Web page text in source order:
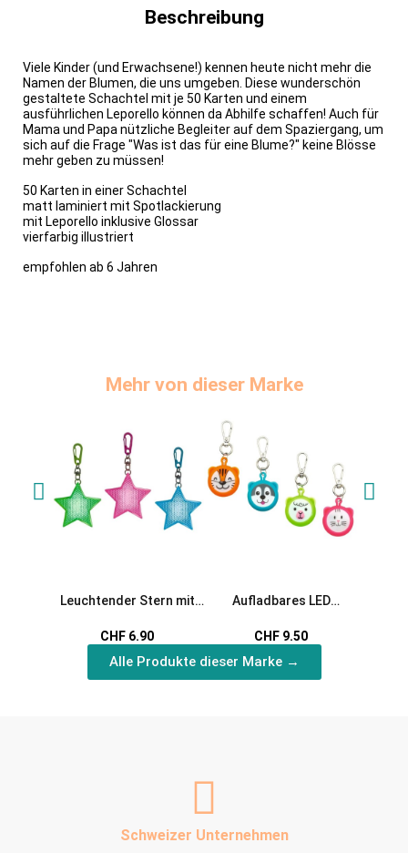
Beschreibung
Viele Kinder (und Erwachsene!) kennen heute nicht mehr die
Namen der Blumen, die uns umgeben. Diese wunderschön
gestaltete Schachtel mit je 50 Karten und einem
ausführlichen Leporello können da Abhilfe schaffen! Auch für
Mama und Papa nützliche Begleiter auf dem Spaziergang, um
sich auf die Frage "Was ist das für eine Blume?" keine Blösse
mehr geben zu müssen!
50 Karten in einer Schachtel
matt laminiert mit Spotlackierung
mit Leporello inklusive Glossar
vierfarbig illustriert
empfohlen ab 6 Jahren
Mehr von dieser Marke
Leuchtender Stern mit
CHF 6.90
Aufladbares LED
CHF 9.50
Alle Produkte dieser Marke →
Schweizer Unternehmen